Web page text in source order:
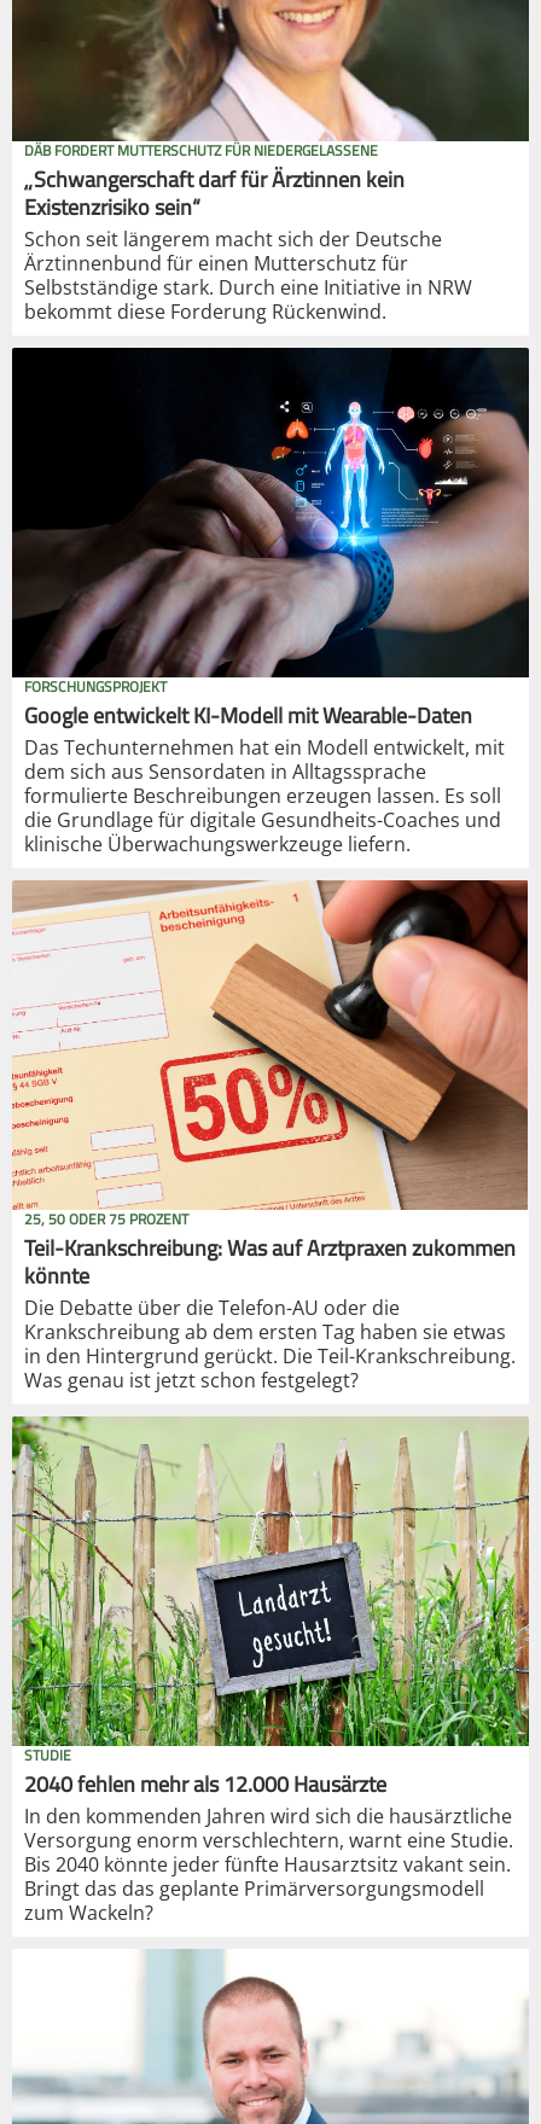
DÄB FORDERT MUTTERSCHUTZ FÜR NIEDERGELASSENE
„Schwangerschaft darf für Ärztinnen kein
Existenzrisiko sein“
Schon seit längerem macht sich der Deutsche
Ärztinnenbund für einen Mutterschutz für
Selbstständige stark. Durch eine Initiative in NRW
bekommt diese Forderung Rückenwind.
FORSCHUNGSPROJEKT
Google entwickelt KI-Modell mit Wearable-Daten
Das Techunternehmen hat ein Modell entwickelt, mit
dem sich aus Sensordaten in Alltagssprache
formulierte Beschreibungen erzeugen lassen. Es soll
die Grundlage für digitale Gesundheits-Coaches und
klinische Überwachungswerkzeuge liefern.
25, 50 ODER 75 PROZENT
Teil-Krankschreibung: Was auf Arztpraxen zukommen
könnte
Die Debatte über die Telefon-AU oder die
Krankschreibung ab dem ersten Tag haben sie etwas
in den Hintergrund gerückt. Die Teil-Krankschreibung.
Was genau ist jetzt schon festgelegt?
STUDIE
2040 fehlen mehr als 12.000 Hausärzte
In den kommenden Jahren wird sich die hausärztliche
Versorgung enorm verschlechtern, warnt eine Studie.
Bis 2040 könnte jeder fünfte Hausarztsitz vakant sein.
Bringt das das geplante Primärversorgungsmodell
zum Wackeln?